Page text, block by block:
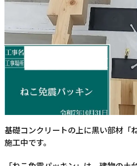
基礎コンクリートの上に黒い部材「
施工中です。